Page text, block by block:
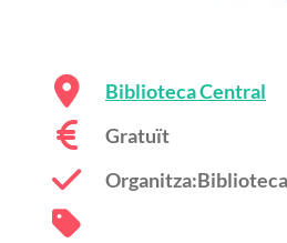
Biblioteca Central
Gratuït